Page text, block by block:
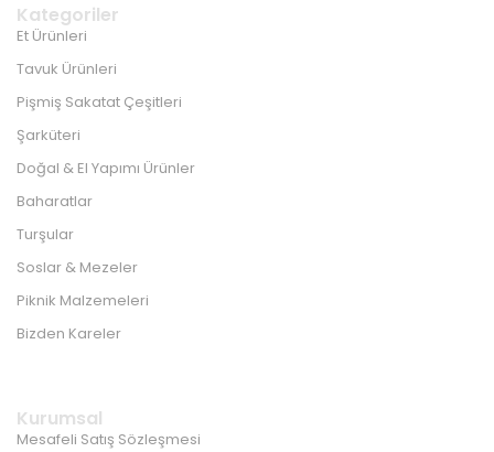
Kategoriler
Et Ürünleri
Tavuk Ürünleri
Pişmiş Sakatat Çeşitleri
Şarküteri
Doğal & El Yapımı Ürünler
Baharatlar
Turşular
Soslar & Mezeler
Piknik Malzemeleri
Bizden Kareler
Kurumsal
Mesafeli Satış Sözleşmesi